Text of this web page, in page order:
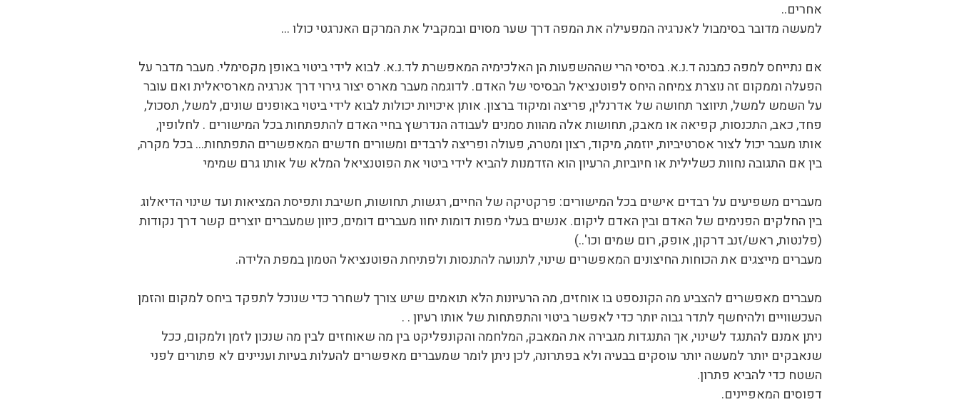
אחרים..
למעשה מדובר בסימבול לאנרגיה המפעילה את המפה דרך שער מסוים ובמקביל את המרקם האנרגטי כולו …
אם נתייחס למפה כמבנה ד.נ.א. בסיסי הרי שההשפעות הן האלכימיה המאפשרת לד.נ.א. לבוא לידי ביטוי באופן מקסימלי. מעבר מדבר על
הפעלה וממקום זה נוצרת צמיחה היחס לפוטנציאל הבסיסי של האדם. לדוגמה מעבר מארס יצור גירוי דרך אנרגיה מארסיאלית ואם עובר
על השמש למשל, תיווצר תחושה של אדרנלין, פריצה ומיקוד ברצון. אותן איכויות יכולות לבוא לידי ביטוי באופנים שונים, למשל, תסכול,
פחד, כאב, התכנסות, קפיאה או מאבק, תחושות אלה מהוות סמנים לעבודה הנדרשץ בחיי האדם להתפתחות בכל המישורים . לחלופין,
אותו מעבר יכול לצור אסרטיביות, יוזמה, מיקוד, רצון ומטרה, פעולה ופריצה לרבדים ומשורים חדשים המאפשרים התפתחות… בכל מקרה,
בין אם התגובה נחוות כשלילית או חיוביות, הרעיון הוא הזדמנות להביא לידי ביטוי את הפוטנציאל המלא של אותו גרם שמימי
מעברים משפיעים על רבדים אישים בכל המישורים: פרקטיקה של החיים, רגשות, תחושות, חשיבת ותפיסת המציאות ועד שינוי הדיאלוג
בין החלקים הפנימים של האדם ובין האדם ליקום. אנשים בעלי מפות דומות יחוו מעברים דומים, כיוון שמעברים יוצרים קשר דרך נקודות
(פלנטות, ראש/זנב דרקון, אופק, רום שמים וכו'..)
מעברים מייצגים את הכוחות החיצונים המאפשרים שינוי, לתנועה להתנסות ולפתיחת הפוטנציאל הטמון במפת הלידה.
מעברים מאפשרים להצביע מה הקונספט בו אוחזים, מה הרעיונות הלא תואמים שיש צורך לשחרר כדי שנוכל לתפקד ביחס למקום והזמן
העכשוויים ולהיחשף לתדר גבוה יותר כדי לאפשר ביטוי והתפתחות של אותו רעיון . .
ניתן אמנם להתנגד לשינוי, אך התנגדות מגבירה את המאבק, המלחמה והקונפליקט בין מה שאוחזים לבין מה שנכון לזמן ולמקום, ככל
שנאבקים יותר למעשה יותר עוסקים בבעיה ולא בפתרונה, לכן ניתן לומר שמעברים מאפשרים להעלות בעיות ועניינים לא פתורים לפני
השטח כדי להביא פתרון.
דפוסים המאפיינים.